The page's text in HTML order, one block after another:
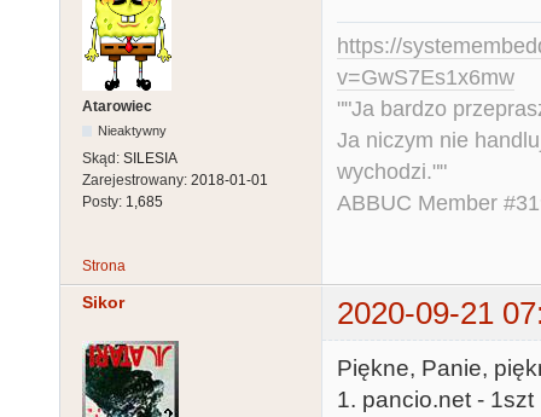
Atarowiec
Nieaktywny
Skąd: SILESIA
Zarejestrowany: 2018-01-01
Posty: 1,685
https://
v=GwS7Es1x6mw
""Ja bardzo
Ja niczym nie
wychodzi.""
ABBUC Member
Strona
Sikor 2020-09-21
Piękne, Panie,
1. pancio.net - 1szt